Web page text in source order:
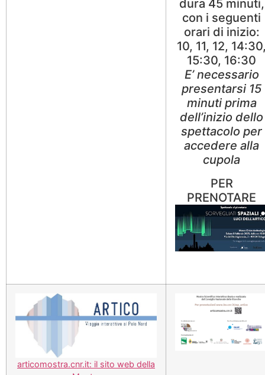
dura 45 minuti,
con i seguenti
orari di inizio:
10, 11, 12,
15:30, 16:30
E’ necessario
presentarsi 15
minuti prima
dell’inizio dello
spettacolo per
accedere alla
cupola
PER
PRENOTARE
articomostra.cnr.it: il sito web della